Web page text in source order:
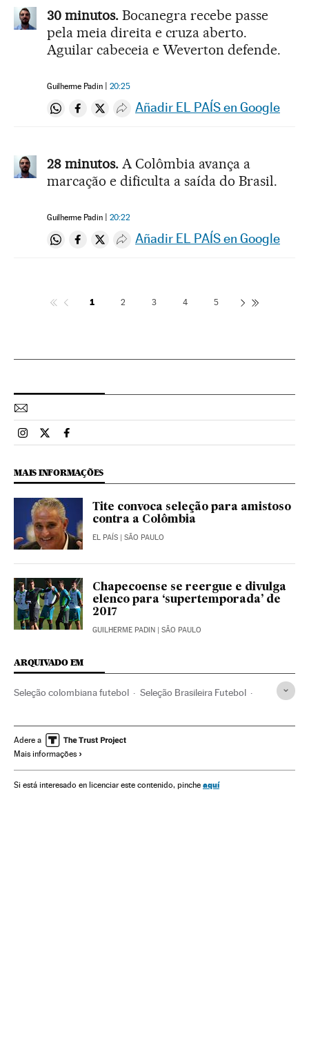
30 minutos. Bocanegra recebe passe
pela meia direita e cruza aberto.
Aguilar cabeceia e Weverton defende.
Guilherme Padin 20:25
Compartir en Whatsapp
Compartir en Facebook
Compartir en Twitter
Desplegar Redes Sociales
Añadir EL PAÍS en Google
28 minutos. A Colômbia avança a
marcação e dificulta a saída do Brasil.
Guilherme Padin 20:22
Compartir en Whatsapp
Compartir en Facebook
Compartir en Twitter
Desplegar Redes Sociales
Añadir EL PAÍS en Google
1 2 3 4 5
Esportes El País Brasil en Instagram
Esportes El País Brasil en Twitter
Esportes El País Brasil en Facebook
MAIS INFORMAÇÕES
Tite convoca seleção para amistoso
contra a Colômbia
EL PAÍS | SÃO PAULO
Chapecoense se reergue e divulga
elenco para ‘supertemporada’ de
2017
GUILHERME PADIN | SÃO PAULO
ARQUIVADO EM
Seleção colombiana futebol Seleção Brasileira Futebol
Estado Rio de Janeiro Futebol
América do Sul
Seleção colombiana Seleções esportivas Esportes
Adere a
Mais informações
Si está interesado en licenciar este contenido, pinche aquí